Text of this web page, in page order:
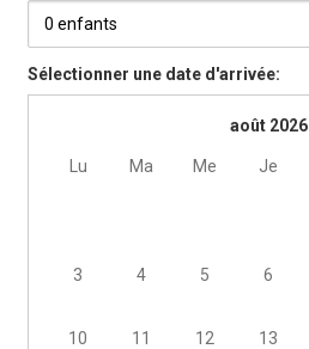
Sélectionner une date d'arrivée:
août 2026
lu ma me je
3 4 5 6
10 11 12 13